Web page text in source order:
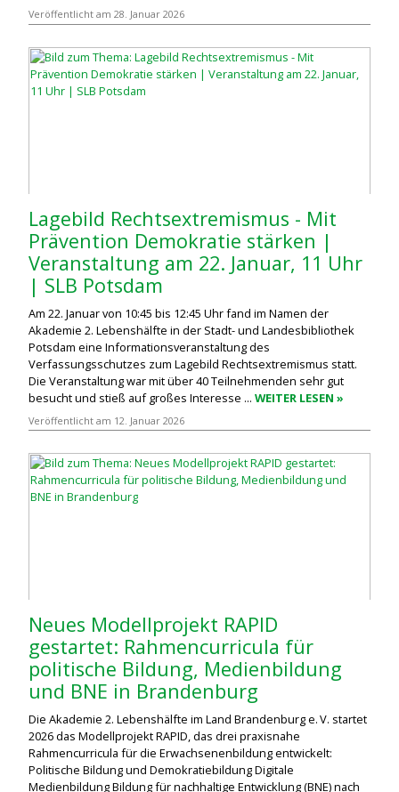
Veröffentlicht am 28. Januar 2026
Lagebild Rechtsextremismus - Mit
Prävention Demokratie stärken |
Veranstaltung am 22. Januar, 11 Uhr
| SLB Potsdam
Am 22. Januar von 10:45 bis 12:45 Uhr fand im Namen der
Akademie 2. Lebenshälfte in der Stadt- und Landesbibliothek
Potsdam eine Informationsveranstaltung des
Verfassungsschutzes zum Lagebild Rechtsextremismus statt.
Die Veranstaltung war mit über 40 Teilnehmenden sehr gut
besucht und stieß auf großes Interesse ...WEITER LESEN »
Veröffentlicht am 12. Januar 2026
Neues Modellprojekt RAPID
gestartet: Rahmencurricula für
politische Bildung, Medienbildung
und BNE in Brandenburg
Die Akademie 2. Lebenshälfte im Land Brandenburg e. V. startet
2026 das Modellprojekt RAPID, das drei praxisnahe
Rahmencurricula für die Erwachsenenbildung entwickelt:
Politische Bildung und Demokratiebildung Digitale
Medienbildung Bildung für nachhaltige Entwicklung (BNE) nach